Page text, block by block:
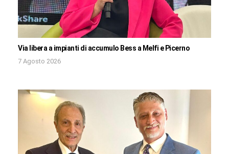
Via libera a impianti di accumulo Bess a Melfi e Picerno
7 Agosto 2026